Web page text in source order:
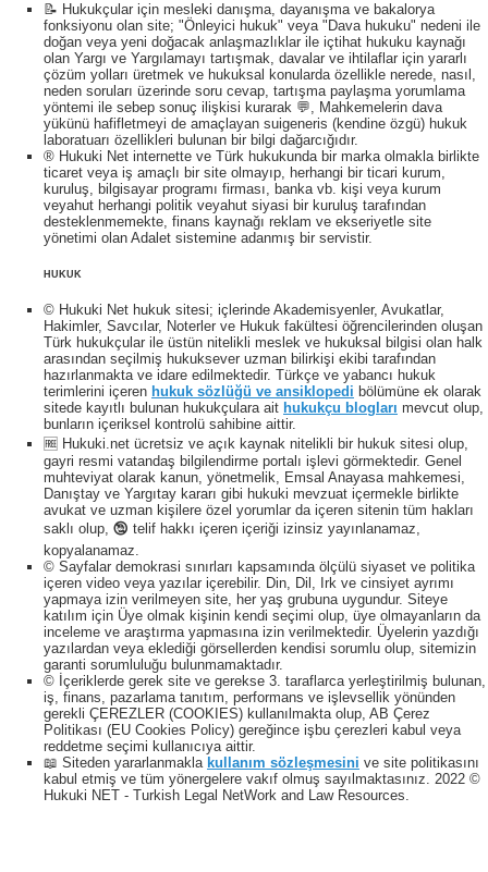
📝 Hukukçular için mesleki danışma, dayanışma ve bakalorya
fonksiyonu olan site; "Önleyici hukuk" veya "Dava hukuku" nedeni ile
doğan veya yeni doğacak anlaşmazlıklar ile içtihat hukuku kaynağı
olan Yargı ve Yargılamayı tartışmak, davalar ve ihtilaflar için yararlı
çözüm yolları üretmek ve hukuksal konularda özellikle nerede, nasıl,
neden soruları üzerinde soru cevap, tartışma paylaşma yorumlama
yöntemi ile sebep sonuç ilişkisi kurarak 💬, Mahkemelerin dava
yükünü hafifletmeyi de amaçlayan suigeneris (kendine özgü) hukuk
laboratuarı özellikleri bulunan bir bilgi dağarcığıdır.
® Hukuki Net internette ve Türk hukukunda bir marka olmakla birlikte
ticaret veya iş amaçlı bir site olmayıp, herhangi bir ticari kurum,
kuruluş, bilgisayar programı firması, banka vb. kişi veya kurum
veyahut herhangi politik veyahut siyasi bir kuruluş tarafından
desteklenmemekte, finans kaynağı reklam ve ekseriyetle site
yönetimi olan Adalet sistemine adanmış bir servistir.
HUKUK
© Hukuki Net hukuk sitesi; içlerinde Akademisyenler, Avukatlar,
Hakimler, Savcılar, Noterler ve Hukuk fakültesi öğrencilerinden oluşan
Türk hukukçular ile üstün nitelikli meslek ve hukuksal bilgisi olan halk
arasından seçilmiş hukuksever uzman bilirkişi ekibi tarafından
hazırlanmakta ve idare edilmektedir. Türkçe ve yabancı hukuk
terimlerini içeren hukuk sözlüğü ve ansiklopedi bölümüne ek olarak
sitede kayıtlı bulunan hukukçulara ait hukukçu blogları mevcut olup,
bunların içeriksel kontrolü sahibine aittir.
🆓 Hukuki.net ücretsiz ve açık kaynak nitelikli bir hukuk sitesi olup,
gayri resmi vatandaş bilgilendirme portalı işlevi görmektedir. Genel
muhteviyat olarak kanun, yönetmelik, Emsal Anayasa mahkemesi,
Danıştay ve Yargıtay kararı gibi hukuki mevzuat içermekle birlikte
avukat ve uzman kişilere özel yorumlar da içeren sitenin tüm hakları
saklı olup, 🕲 telif hakkı içeren içeriği izinsiz yayınlanamaz,
kopyalanamaz.
© Sayfalar demokrasi sınırları kapsamında ölçülü siyaset ve politika
içeren video veya yazılar içerebilir. Din, Dil, Irk ve cinsiyet ayrımı
yapmaya izin verilmeyen site, her yaş grubuna uygundur. Siteye
katılım için Üye olmak kişinin kendi seçimi olup, üye olmayanların da
inceleme ve araştırma yapmasına izin verilmektedir. Üyelerin yazdığı
yazılardan veya eklediği görsellerden kendisi sorumlu olup, sitemizin
garanti sorumluluğu bulunmamaktadır.
© İçeriklerde gerek site ve gerekse 3. taraflarca yerleştirilmiş bulunan,
iş, finans, pazarlama tanıtım, performans ve işlevsellik yönünden
gerekli ÇEREZLER (COOKIES) kullanılmakta olup, AB Çerez
Politikası (EU Cookies Policy) gereğince işbu çerezleri kabul veya
reddetme seçimi kullanıcıya aittir.
📖 Siteden yararlanmakla kullanım sözleşmesini ve site politikasını
kabul etmiş ve tüm yönergelere vakıf olmuş sayılmaktasınız. 2022 ©
Hukuki NET - Turkish Legal NetWork and Law Resources.